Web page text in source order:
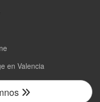
en Valencia